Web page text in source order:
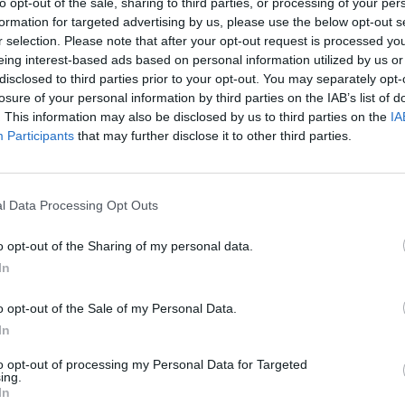
for targeted advertising by us, please use the below opt-out
selection. Please note that after your opt-out request is processed
interest-based ads based on personal information utilized by us
to third parties prior to your opt-out. You may separately
of your personal information by third parties on the IAB’s list of
This information may also be disclosed by us to third parties on the
Participants that may further disclose it to other third parties.
Data Processing Opt Outs
opt-out of the Sharing of my personal data.
opt-out of the Sale of my Personal Data.
opt-out of processing my Personal Data for Targeted
complessivi dell’epidemia ad oggi in
di cui 202697 guariti, 13791 attualmente
53 in Terapia Intensiva, 12959 in
pazienti deceduti.
corso di tracciamento, e 221 da
positivi su 52658 tamponi (0,9%) e
quindi ancora i casi, ben
6